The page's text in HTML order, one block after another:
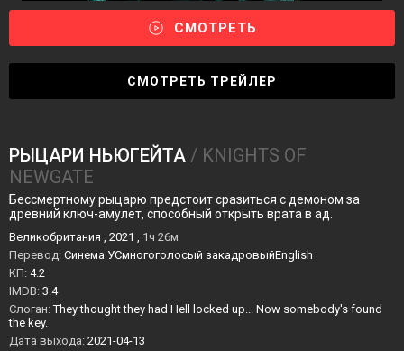
СМОТРЕТЬ
СМОТРЕТЬ ТРЕЙЛЕР
РЫЦАРИ НЬЮГЕЙТА / KNIGHTS OF
NEWGATE
Бессмертному рыцарю предстоит сразиться с демоном за
древний ключ-амулет, способный открыть врата в ад.
Великобритания , 2021 , 1ч 26м
Перевод: Синема УСмногоголосый закадровыйEnglish
KП: 4.2
IMDB: 3.4
Слоган:They thought they had Hell locked up... Now somebody's found
the key.
Дата выхода: 2021-04-13